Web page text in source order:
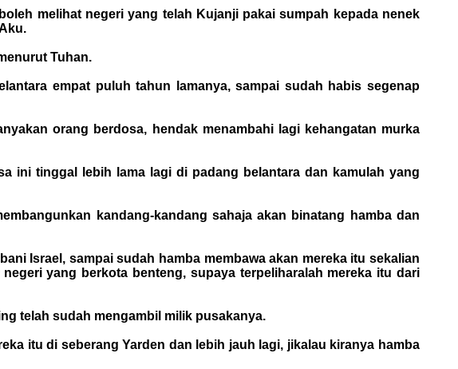
melihat negeri yang telah Kujanji pakai sumpah kepada nenek
Tuhan.
empat puluh tahun lamanya, sampai sudah habis segenap
orang berdosa, hendak menambahi lagi kehangatan murka
ini tinggal lebih lama lagi di padang belantara dan kamulah yang
kandang-kandang sahaja akan binatang hamba dan
Israel, sampai sudah hamba membawa akan mereka itu sekalian
yang berkota benteng, supaya terpeliharalah mereka itu dari
telah sudah mengambil milik pusakanya.
itu di seberang Yarden dan lebih jauh lagi, jikalau kiranya hamba